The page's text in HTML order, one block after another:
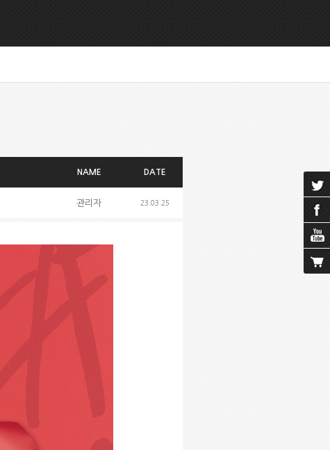
NAME DATE
관리자 23.03.25